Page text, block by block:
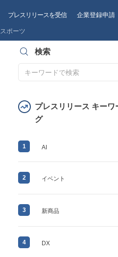
プレスリリースを受信 企業登録申請
スポーツ
検索
プレスリリース キーワ
グ
1 AI
2 イベント
3 新商品
4 DX